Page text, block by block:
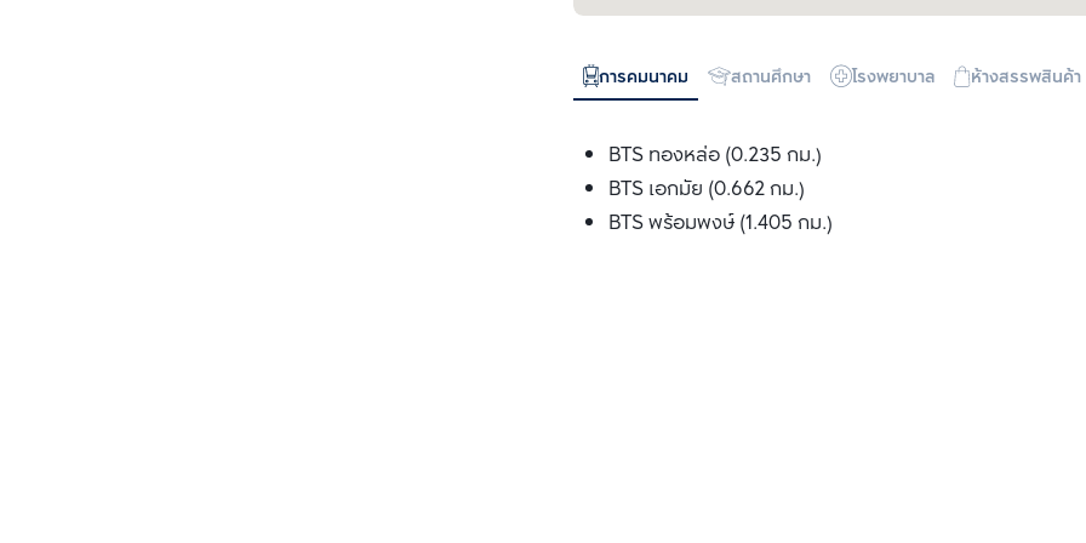
การคมนาคม สถานศึกษา โรงพยาบาล ห้างสรรพสินค้า
BTS ทองหล่อ (0.235 กม.)
BTS เอกมัย (0.662 กม.)
BTS พร้อมพงษ์ (1.405 กม.)